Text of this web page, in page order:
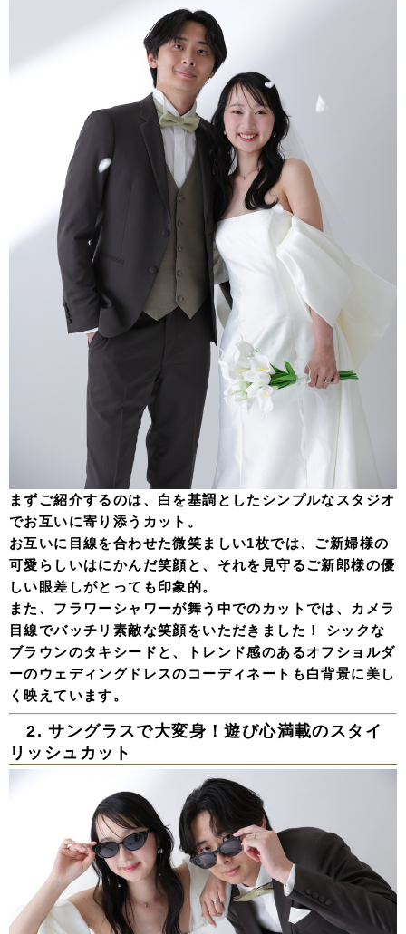
まずご紹介するのは、白を基調としたシンプルなスタジオ
でお互いに寄り添うカット。
お互いに目線を合わせた微笑ましい1枚では、ご新婦様の
可愛らしいはにかんだ笑顔と、それを見守るご新郎様の優
しい眼差しがとっても印象的。
また、フラワーシャワーが舞う中でのカットでは、カメラ
目線でバッチリ素敵な笑顔をいただきました！ シックな
ブラウンのタキシードと、トレンド感のあるオフショルダ
ーのウェディングドレスのコーディネートも白背景に美し
く映えています。
2. サングラスで大変身！遊び心満載のスタイ
リッシュカット